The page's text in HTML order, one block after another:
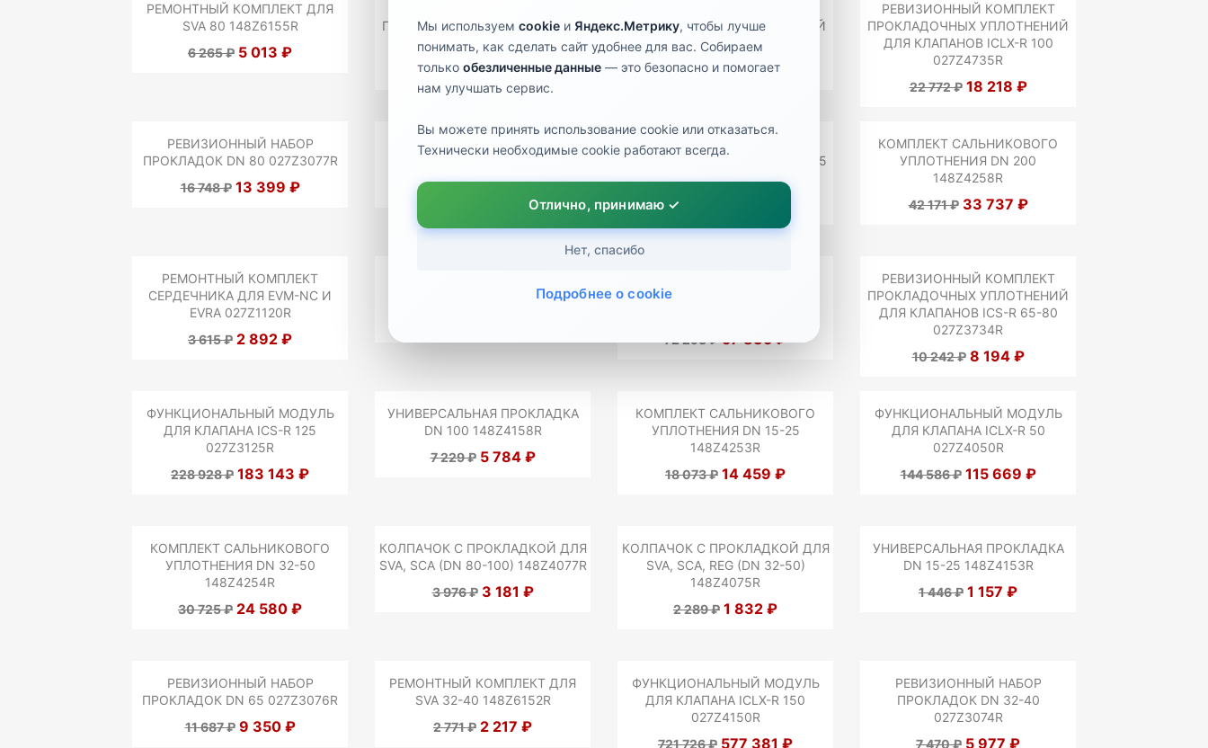
РЕМОНТНЫЙ КОМПЛЕКТ ДЛЯ
SVA 80 148Z6155R
6 265 ₽ 5 013 ₽
ПРОКЛАДОЧНЫХ УПЛОТНЕНИЙ
ДЛЯ ICS-R 50 027Z3733R
9 037 ₽ 7 230 ₽
ПРОКЛАДОЧНЫХ УПЛОТНЕНИЙ
ДЛЯ ICLX-R 50 027Z4733R
10 723 ₽ 8 579 ₽
РЕВИЗИОННЫЙ КОМПЛЕКТ
ПРОКЛАДОЧНЫХ УПЛОТНЕНИЙ
ДЛЯ КЛАПАНОВ ICLX-R 100
027Z4735R
22 772 ₽ 18 218 ₽
РЕВИЗИОННЫЙ НАБОР
ПРОКЛАДОК DN 80 027Z3077R
16 748 ₽ 13 399 ₽
РЕМОНТНЫЙ КОМПЛЕКТ ДЛЯ
SVA 200 148Z6159R
42 171 ₽
33 737 ₽
КЛАПАНОВ SVA, REG, SCA DN 65
7 109 ₽
КОМПЛЕКТ САЛЬНИКОВОГО
УПЛОТНЕНИЯ DN 200
148Z4258R
42 171 ₽ 33 737 ₽
РЕМОНТНЫЙ КОМПЛЕКТ
СЕРДЕЧНИКА ДЛЯ EVM-NC И
EVRA 027Z1120R
3 615 ₽ 2 892 ₽
ПРОКЛАДОК 027Z3071R
ДЛЯ КЛАПАНА ICS-R 50
72 293 ₽ 57 835 ₽
РЕВИЗИОННЫЙ КОМПЛЕКТ
ПРОКЛАДОЧНЫХ УПЛОТНЕНИЙ
ДЛЯ КЛАПАНОВ ICS-R 65-80
027Z3734R
10 242 ₽ 8 194 ₽
ФУНКЦИОНАЛЬНЫЙ МОДУЛЬ
ДЛЯ КЛАПАНА ICS-R 125
027Z3125R
228 928 ₽ 183 143 ₽
УНИВЕРСАЛЬНАЯ ПРОКЛАДКА
DN 100 148Z4158R
7 229 ₽ 5 784 ₽
КОМПЛЕКТ САЛЬНИКОВОГО
УПЛОТНЕНИЯ DN 15-25
148Z4253R
18 073 ₽ 14 459 ₽
ФУНКЦИОНАЛЬНЫЙ МОДУЛЬ
ДЛЯ КЛАПАНА ICLX-R 50
027Z4050R
144 586 ₽ 115 669 ₽
КОМПЛЕКТ САЛЬНИКОВОГО
УПЛОТНЕНИЯ DN 32-50
148Z4254R
30 725 ₽ 24 580 ₽
КОЛПАЧОК С ПРОКЛАДКОЙ ДЛЯ
SVA, SCA (DN 80-100) 148Z4077R
3 976 ₽ 3 181 ₽
КОЛПАЧОК С ПРОКЛАДКОЙ ДЛЯ
SVA, SCA, REG (DN 32-50)
148Z4075R
2 289 ₽ 1 832 ₽
УНИВЕРСАЛЬНАЯ ПРОКЛАДКА
DN 15-25 148Z4153R
1 446 ₽ 1 157 ₽
РЕВИЗИОННЫЙ НАБОР
ПРОКЛАДОК DN 65 027Z3076R
11 687 ₽ 9 350 ₽
РЕМОНТНЫЙ КОМПЛЕКТ ДЛЯ
SVA 32-40 148Z6152R
2 771 ₽ 2 217 ₽
ФУНКЦИОНАЛЬНЫЙ МОДУЛЬ
ДЛЯ КЛАПАНА ICLX-R 150
027Z4150R
721 726 ₽ 577 381 ₽
РЕВИЗИОННЫЙ НАБОР
ПРОКЛАДОК DN 32-40
027Z3074R
7 470 ₽ 5 977 ₽
Мы используем cookie и Яндекс.Метрику, чтобы лучше
понимать, как сделать сайт удобнее для вас. Собираем
только обезличенные данные — это безопасно и помогает
нам улучшать сервис.
Вы можете принять использование cookie или отказаться.
Технически необходимые cookie работают всегда.
Отлично, принимаю ✓
Нет, спасибо
Подробнее о cookie